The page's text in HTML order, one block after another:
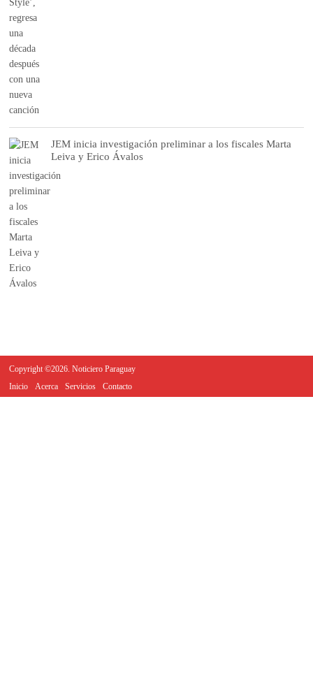
JEM inicia investigación preliminar a los fiscales Marta
Leiva y Erico Ávalos
Copyright ©2026. Noticiero Paraguay
Inicio
Acerca Servicios Contacto